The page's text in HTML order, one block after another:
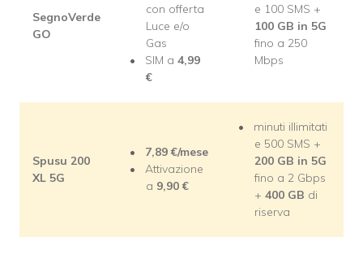
SegnoVerde
GO
con offerta
Luce e/o
Gas
SIM a 4,99
€
e 100 SMS +
100 GB in 5G
fino a 250
Mbps
Spusu 200
XL 5G
7,89 €/mese
Attivazione
a 9,90 €
minuti illimitati
e 500 SMS +
200 GB in 5G
fino a 2 Gbps
+ 400 GB di
riserva